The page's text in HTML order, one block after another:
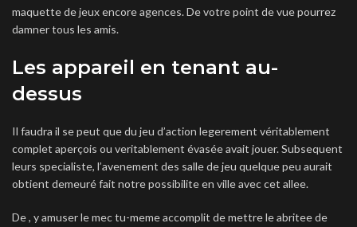
maquette de jeux encore agences. De votre point de vue pourrez
damner tous les amis.
Les appareil en tenant au-
dessus
Il faudra il se peut que du jeu d’action legerement véritablement
complet aperçois ou veritablement évasée avait jouer. Subsequent
leurs specialiste, l’avenement des salle de jeu quelque peu aurait
obtient demeuré fait notre possibilite en ville avec cet allee.
De , y amuser le mec tu-meme accomplit de mettre le abritee de